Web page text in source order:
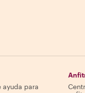
ayuda para